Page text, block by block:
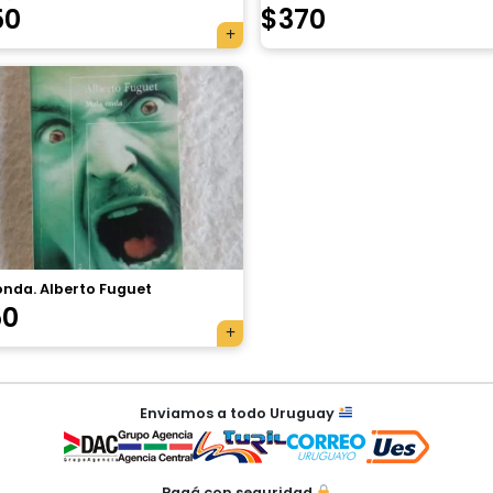
$370
Alberto Fuguet
Enviamos a todo Uruguay